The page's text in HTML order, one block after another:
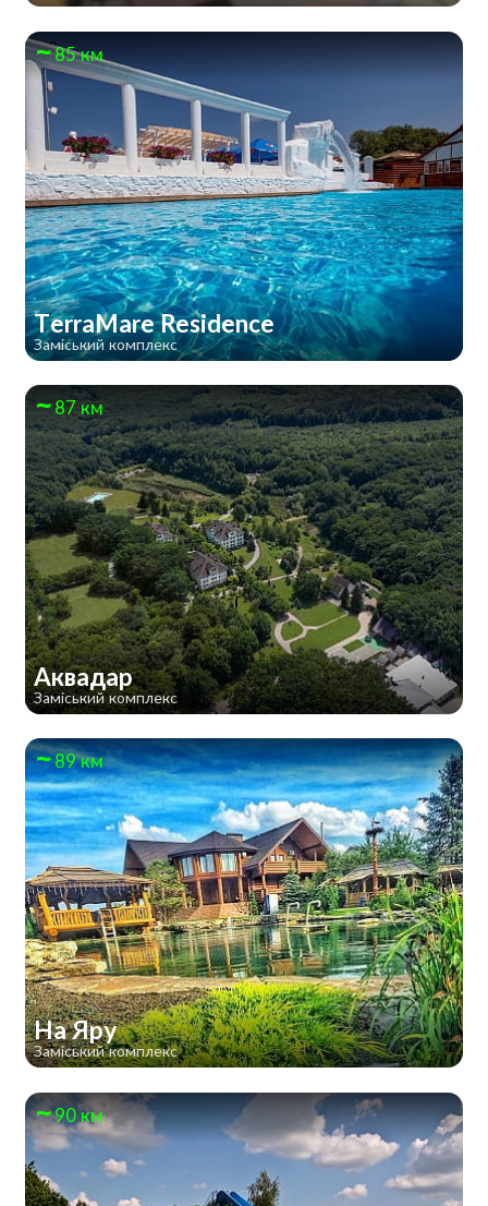
85 км
TerraMare Residence
Заміський комплекс
87 км
Аквадар
Заміський комплекс
89 км
На Яру
Заміський комплекс
90 км